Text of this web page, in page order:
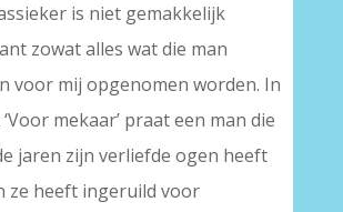
is niet gemakkelijk
zowat alles wat die man
voor mij opgenomen worden. In
mekaar’ praat een man die
jaren zijn verliefde ogen heeft
ze heeft ingeruild voor